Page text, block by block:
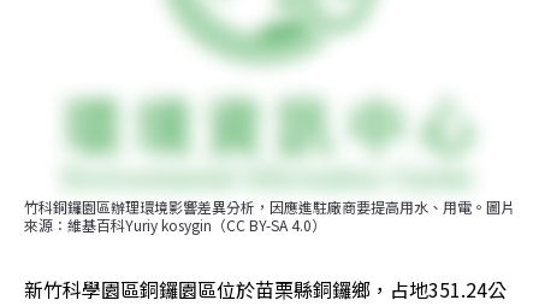
竹科銅鑼園區辦理環境影響差異分析，因應進駐廠商要提高用水、用電。圖片
來源：維基百科Yuriy kosygin（CC BY-SA 4.0）
新竹科學園區銅鑼園區位於苗栗縣銅鑼鄉，占地351.24公